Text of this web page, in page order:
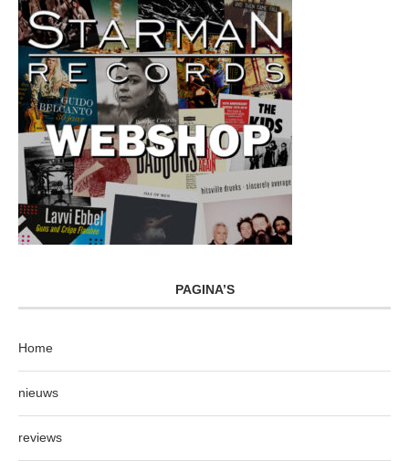
PAGINA’S
Home
nieuws
reviews